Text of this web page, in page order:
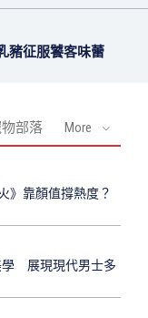
豬征服饕客味蕾
部落 More
》靠顏值撐熱度？
學 展現現代男士多